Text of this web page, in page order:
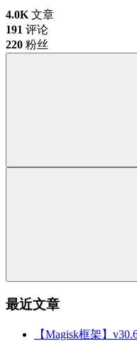
4.0K 文章
191 评论
220 粉丝
最近文章
【Magisk框架】